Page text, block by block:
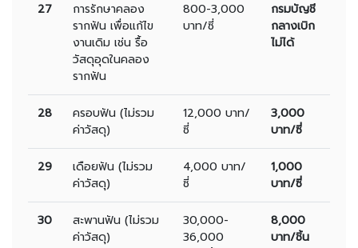
27
การรักษาคลอง
รากฟัน เพื่อแก้ไข
งานเดิม เช่น รื้อ
วัสดุอุดในคลอง
รากฟัน
800-3,000
บาท/ซี่
กรมบัญชี
กลางเบิก
ไม่ได้
28
ครอบฟัน (ไม่รวม
ค่าวัสดุ)
12,000 บาท/
ซี่
3,000
บาท/ซี่
29
เดือยฟัน (ไม่รวม
ค่าวัสดุ)
4,000 บาท/
ซี่
1,000
บาท/ซี่
30
สะพานฟัน (ไม่รวม
ค่าวัสดุ)
30,000-
36,000
8,000
บาท/ชิ้น